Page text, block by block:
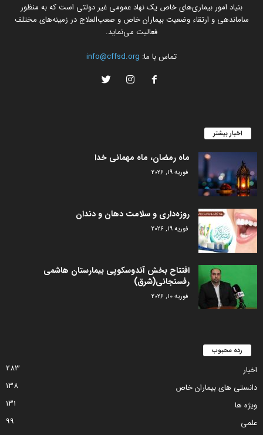
بنیاد امور بیماری‌های خاص یک نهاد عمومی غیر دولتی است که به منظور
ساماندهی و ارتقاء وضعیت بیماران خاص و صعب‌العلاج در زمینه‌های مختلف
فعالیت می‌نماید.
تماس با ما: info@cffsd.org
اخبار بیشتر
ماه رمضان، ماه مهمانی خدا
فوریه 19, 2026
روزه‌داری و سلامت دهان و دندان
فوریه 19, 2026
افتتاح بخش آندوسکوپی بیمارستان هاشمی
رفسنجانی(شرق)
فوریه 10, 2026
رده محبوب
اخبار
283
دانستی های بیماران خاص
138
ویژه ها
131
علمی
99